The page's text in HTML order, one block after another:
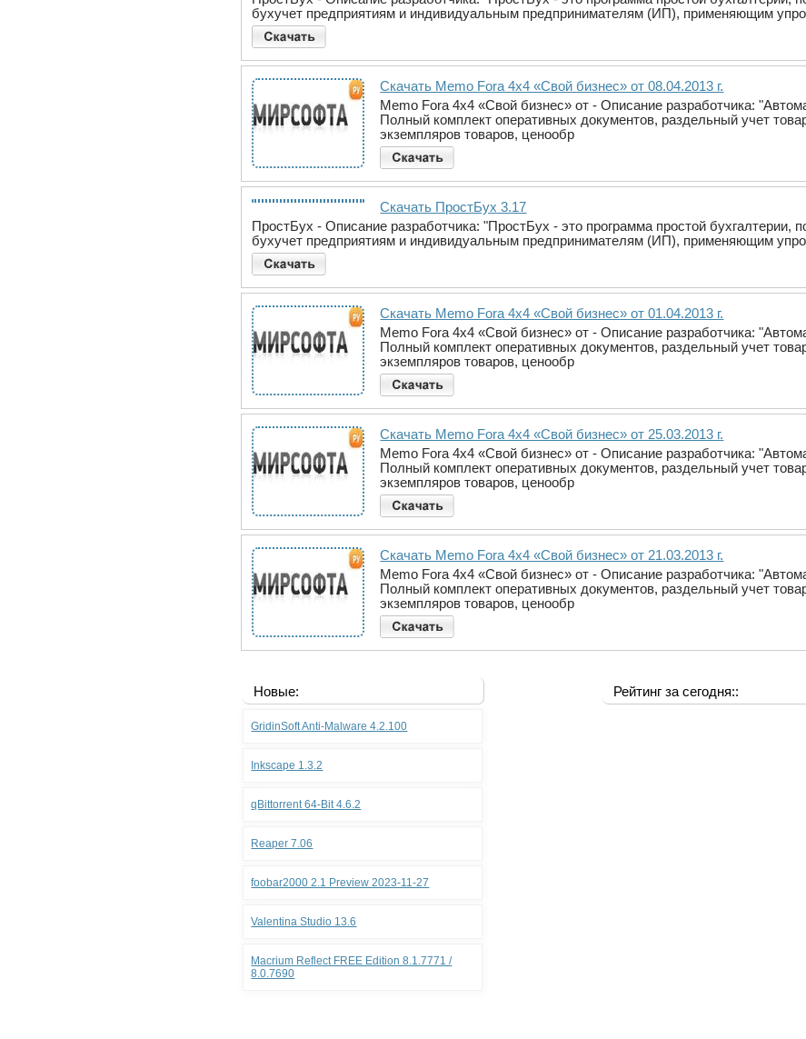
бухучет предприятиям и индивидуальным предпринимателям (ИП), применяющим
Скачать Memo Fora 4x4 «Свой бизнес» от 08.04.2013 г.
Memo Fora 4x4 «Свой бизнес» от - Описание разработчика:
Полный комплект оперативных документов, раздельный учет
экземпляров товаров, ценообр
Скачать ПростБух 3.17
ПростБух - Описание разработчика: "ПростБух - это программа простой
бухучет предприятиям и индивидуальным предпринимателям (ИП), применяющим
Скачать Memo Fora 4x4 «Свой бизнес» от 01.04.2013 г.
Memo Fora 4x4 «Свой бизнес» от - Описание разработчика:
Полный комплект оперативных документов, раздельный учет
экземпляров товаров, ценообр
Скачать Memo Fora 4x4 «Свой бизнес» от 25.03.2013 г.
Memo Fora 4x4 «Свой бизнес» от - Описание разработчика:
Полный комплект оперативных документов, раздельный учет
экземпляров товаров, ценообр
Скачать Memo Fora 4x4 «Свой бизнес» от 21.03.2013 г.
Memo Fora 4x4 «Свой бизнес» от - Описание разработчика:
Полный комплект оперативных документов, раздельный учет
экземпляров товаров, ценообр
Новые:
GridinSoft Anti-Malware 4.2.100
Inkscape 1.3.2
qBittorrent 64-Bit 4.6.2
Reaper 7.06
foobar2000 2.1 Preview 2023-11-27
Valentina Studio 13.6
Macrium Reflect FREE Edition 8.1.7771 /
8.0.7690
Рейтинг за сегодня::